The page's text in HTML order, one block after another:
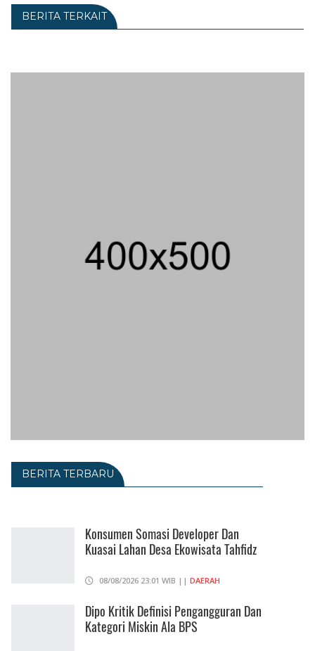
BERITA TERKAIT
BERITA TERBARU
Konsumen Somasi Developer Dan
Kuasai Lahan Desa Ekowisata Tahfidz
08/08/2026 23:01 WIB || DAERAH
Dipo Kritik Definisi Pengangguran Dan
Kategori Miskin Ala BPS